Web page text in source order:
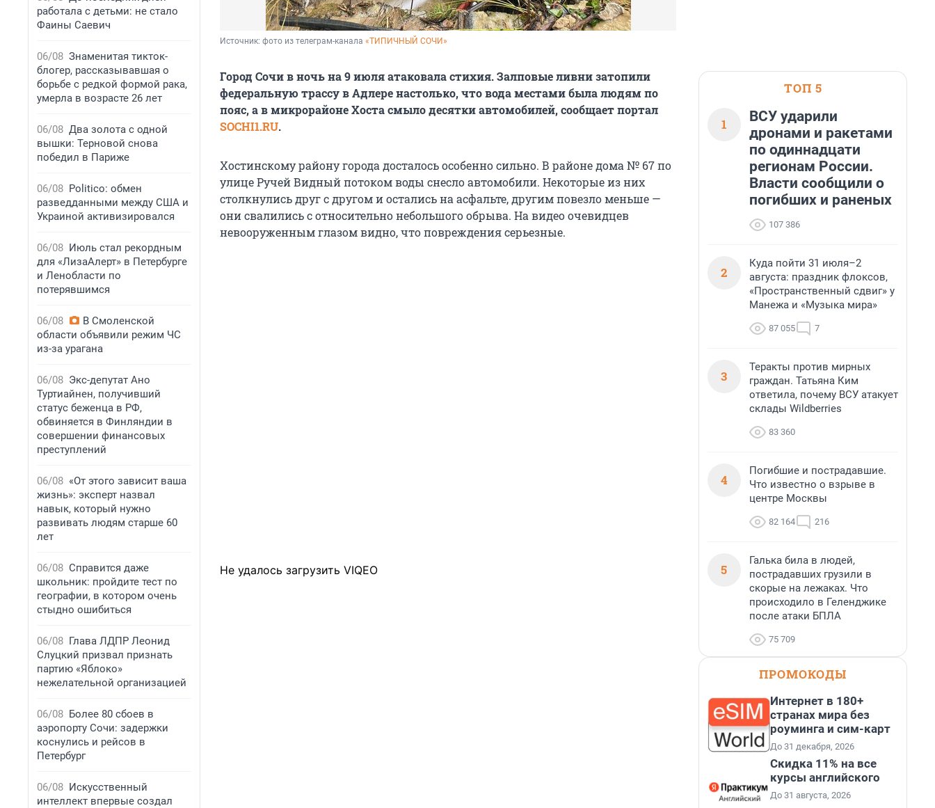
работала с детьми: не стало
Фаины Саевич
06/08 Знаменитая тикток-
блогер, рассказывавшая о
борьбе с редкой формой рака,
умерла в возрасте 26 лет
06/08 Два золота с одной
вышки: Терновой снова
победил в Париже
06/08 Politico: обмен
разведданными между США и
Украиной активизировался
06/08 Июль стал рекордным
для «ЛизаАлерт» в Петербурге
и Ленобласти по
потерявшимся
06/08
В Смоленской
области объявили режим ЧС
из-за урагана
06/08 Экс-депутат Ано
Туртиайнен, получивший
статус беженца в РФ,
обвиняется в Финляндии в
совершении финансовых
преступлений
06/08 «От этого зависит ваша
жизнь»: эксперт назвал
навык, который нужно
развивать людям старше 60
лет
06/08 Справится даже
школьник: пройдите тест по
географии, в котором очень
стыдно ошибиться
06/08 Глава ЛДПР Леонид
Слуцкий призвал признать
партию «Яблоко»
нежелательной организацией
06/08 Более 80 сбоев в
аэропорту Сочи: задержки
коснулись и рейсов в
Петербург
06/08 Искусственный
интеллект впервые создал
Источник: фото из телеграм-канала «ТИПИЧНЫЙ СОЧИ»
Город Сочи в ночь на 9 июля атаковала стихия. Залповые ливни затопили
федеральную трассу в Адлере настолько, что вода местами была людям по
пояс, а в микрорайоне Хоста смыло десятки автомобилей, сообщает портал
SOCHI1.RU.
Хостинскому району города досталось особенно сильно. В районе дома № 67 по
улице Ручей Видный потоком воды снесло автомобили. Некоторые из них
столкнулись друг с другом и остались на асфальте, другим повезло меньше —
они свалились с относительно небольшого обрыва. На видео очевидцев
невооруженным глазом видно, что повреждения серьезные.
Не удалось загрузить VIQEO
ТОП 5
1
ВСУ ударили
дронами и ракетами
по одиннадцати
регионам России.
Власти сообщили о
погибших и раненых
107 386
2
Куда пойти 31 июля–2
августа: праздник флоксов,
«Пространственный сдвиг» у
Манежа и «Музыка мира»
87 055 7
3
Теракты против мирных
граждан. Татьяна Ким
ответила, почему ВСУ атакует
склады Wildberries
83 360
4
Погибшие и пострадавшие.
Что известно о взрыве в
центре Москвы
82 164 216
5
Галька била в людей,
пострадавших грузили в
скорые на лежаках. Что
происходило в Геленджике
после атаки БПЛА
75 709
ПРОМОКОДЫ
Интернет в 180+
странах мира без
роуминга и сим-карт
До 31 декабря, 2026
Скидка 11% на все
курсы английского
До 31 августа, 2026